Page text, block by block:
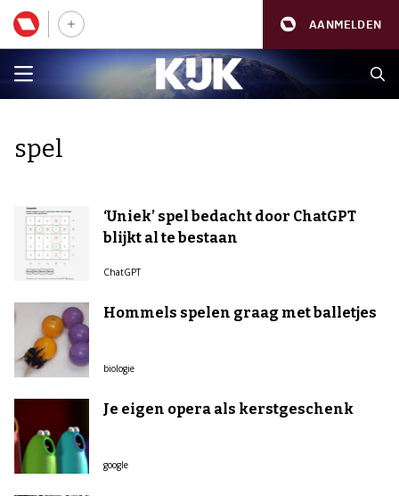
AANMELDEN
spel
‘Uniek’ spel bedacht door ChatGPT
blijkt al te bestaan
ChatGPT
Hommels spelen graag met balletjes
biologie
Je eigen opera als kerstgeschenk
google